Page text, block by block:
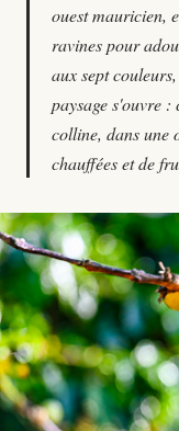
ouest mauricien,
ravines pour
aux sept
paysage s'ouvre :
colline, dans une
chauffées et de